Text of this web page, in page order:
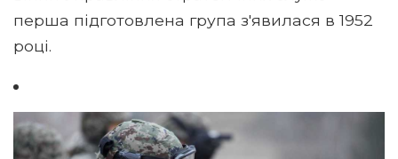
перша підготовлена ​​група з'явилася в 1952
році.